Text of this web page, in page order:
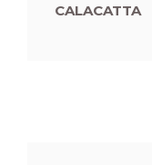
CALACATTA